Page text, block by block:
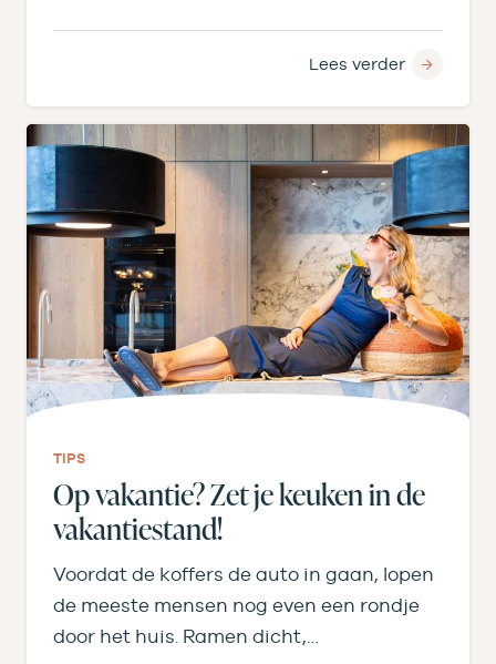
Lees verder
TIPS
Op vakantie? Zet je keuken in de
vakantiestand!
Voordat de koffers de auto in gaan, lopen
de meeste mensen nog even een rondje
door het huis. Ramen dicht,…